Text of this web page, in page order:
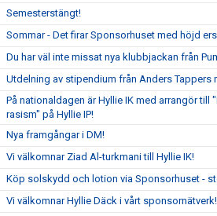
Semesterstängt!
Sommar - Det firar Sponsorhuset med höjd
Du har väl inte missat nya klubbjackan från
Utdelning av stipendium från Anders Tappers
På nationaldagen är Hyllie IK med arrangör till
rasism" på Hyllie IP!
Nya framgångar i DM!
Vi välkomnar Ziad Al-turkmani till Hyllie IK!
Köp solskydd och lotion via Sponsorhuset -
Vi välkomnar Hyllie Däck i vårt sponsornätverk!